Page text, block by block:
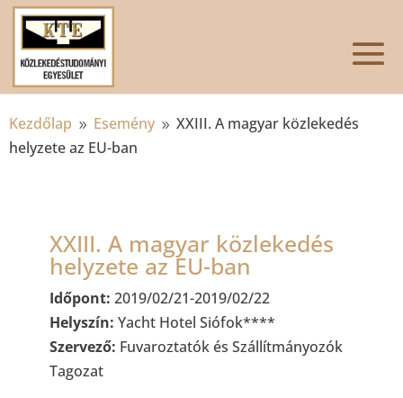
Kezdőlap 9 Esemény 9 XXIII. A magyar közlekedés
helyzete az EU-ban
XXIII. A magyar közlekedés
helyzete az EU-ban
Időpont: 2019/02/21-2019/02/22
Helyszín: Yacht Hotel Siófok****
Szervező: Fuvaroztatók és Szállítmányozók
Tagozat